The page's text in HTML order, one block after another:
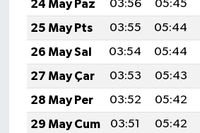
24 May Paz
03:56 05:45
25 May Pts
03:55 05:44
26 May Sal
03:54 05:44
27 May Çar
03:53 05:43
28 May Per
03:52 05:42
29 May Cum
03:51 05:42